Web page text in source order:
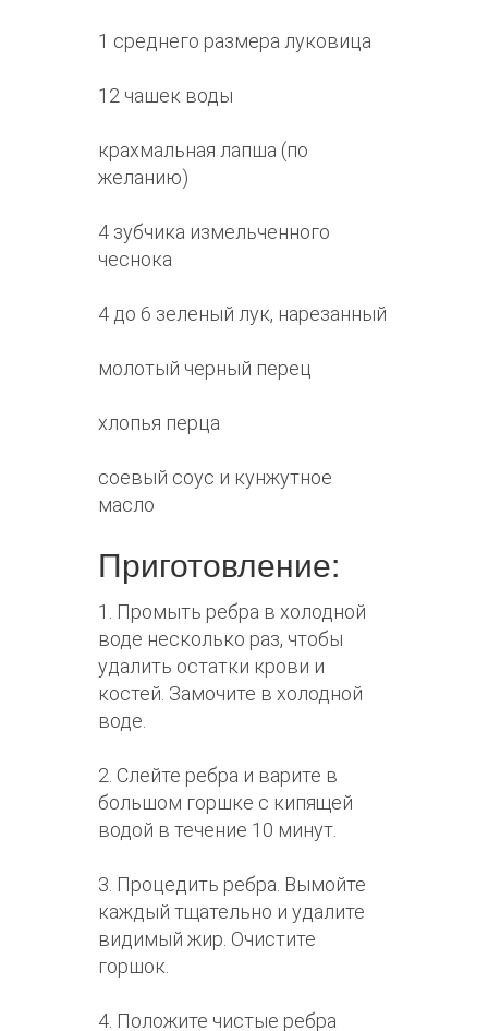
1 среднего размера луковица
12 чашек воды
крахмальная лапша (по
желанию)
4 зубчика измельченного
чеснока
4 до 6 зеленый лук, нарезанный
молотый черный перец
хлопья перца
соевый соус и кунжутное
масло
Приготовление:
1. Промыть ребра в холодной
воде несколько раз, чтобы
удалить остатки крови и
костей. Замочите в холодной
воде.
2. Слейте ребра и варите в
большом горшке с кипящей
водой в течение 10 минут.
3. Процедить ребра. Вымойте
каждый тщательно и удалите
видимый жир. Очистите
горшок.
4. Положите чистые ребра